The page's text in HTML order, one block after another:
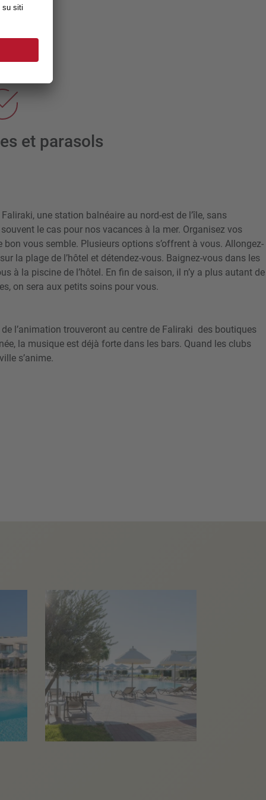
et parasols
une station balnéaire au nord-est de l’île, sans
le cas pour nos vacances à la mer. Organisez vos
vous semble. Plusieurs options s’offrent à vous. Allongez-
la plage de l’hôtel et détendez-vous. Baignez-vous dans les
à la piscine de l’hôtel. En fin de saison, il n’y a plus autant de
on sera aux petits soins pour vous.
l’animation trouveront au centre de Faliraki des boutiques
la musique est déjà forte dans les bars. Quand les clubs
s’anime.